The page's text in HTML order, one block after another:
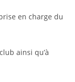
en charge du
ainsi qu’à